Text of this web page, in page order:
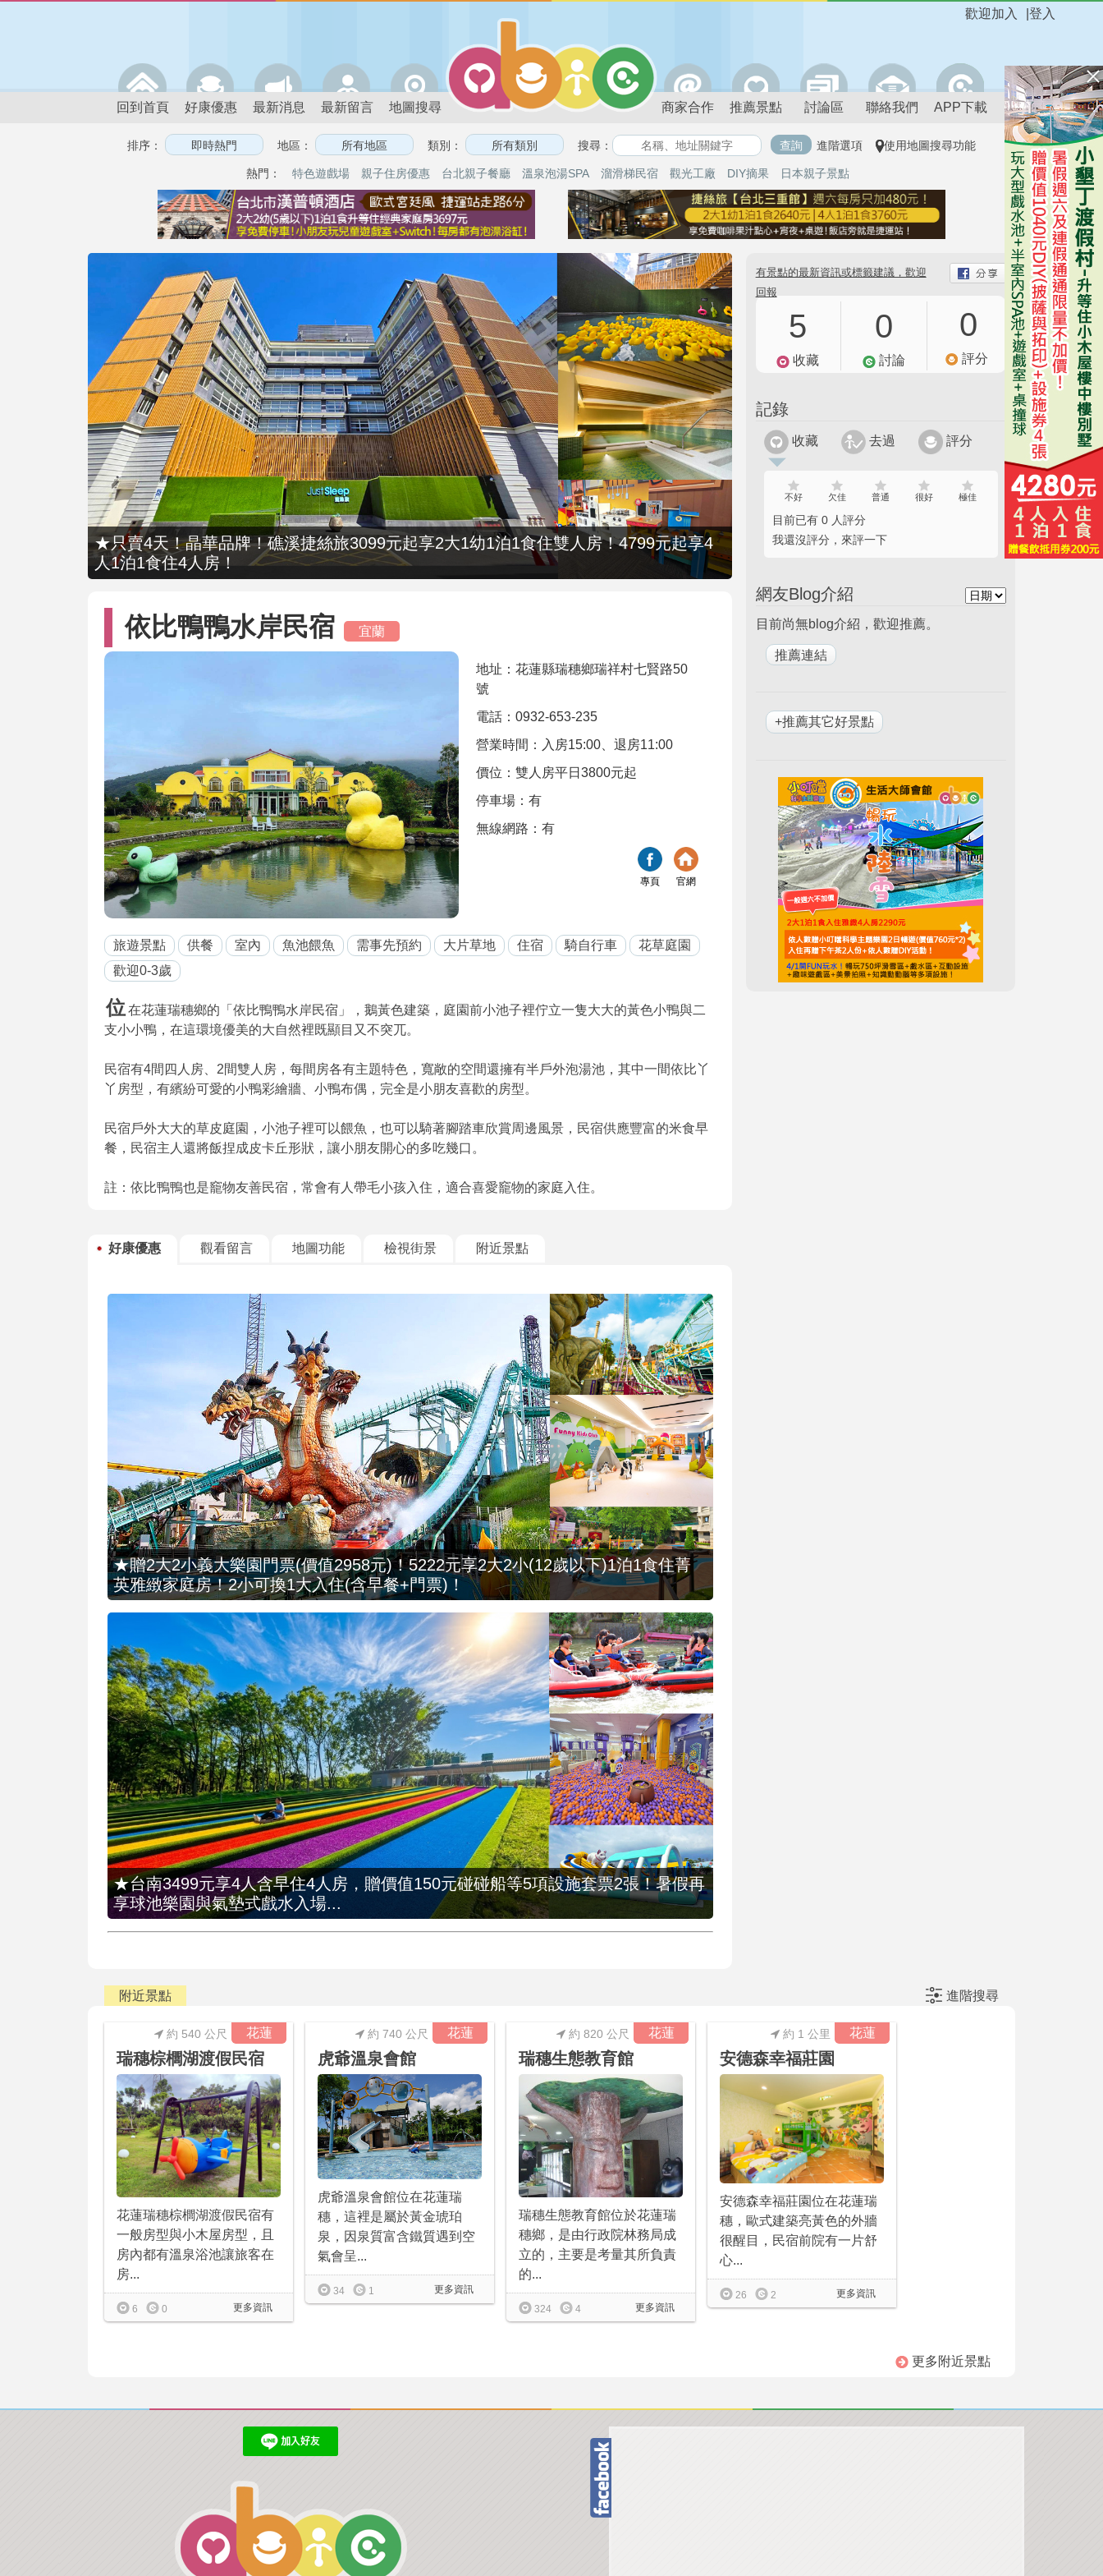
登入
歡迎加入
回到首頁 好康優惠 最新消息 最新留言 地圖搜尋 商家合作 推薦景點 討論區 聯絡我們 APP下載
排序： 地區： 類別： 搜尋： 進階選項 使用地圖搜尋功能
熱門： 特色遊戲場 親子住房優惠 台北親子餐廳 溫泉泡湯SPA 溜滑梯民宿 觀光工廠 DIY摘果 日本親子景點
★只賣4天！晶華品牌！礁溪捷絲旅3099元起享2大1幼1泊1食住雙人房！4799元起享4
人1泊1食住4人房！
依比鴨鴨水岸民宿 宜蘭
地址：花蓮縣瑞穗鄉瑞祥村七賢路50
號
電話：0932-653-235
營業時間：入房15:00、退房11:00
價位：雙人房平日3800元起
停車場：有
無線網路：有
專頁 官網
旅遊景點 供餐 室內 魚池餵魚 需事先預約 大片草地 住宿 騎自行車
花草庭園
歡迎0-3歲
位 在花蓮瑞穗鄉的「依比鴨鴨水岸民宿」，鵝黃色建築，庭園前小池子裡佇立一隻大大的黃色小鴨與二
支小小鴨，在這環境優美的大自然裡既顯目又不突兀。
民宿有4間四人房、2間雙人房，每間房各有主題特色，寬敞的空間還擁有半戶外泡湯池，其中一間依比丫
丫房型，有繽紛可愛的小鴨彩繪牆、小鴨布偶，完全是小朋友喜歡的房型。
民宿戶外大大的草皮庭園，小池子裡可以餵魚，也可以騎著腳踏車欣賞周邊風景，民宿供應豐富的米食早
餐，民宿主人還將飯捏成皮卡丘形狀，讓小朋友開心的多吃幾口。
註：依比鴨鴨也是竉物友善民宿，常會有人帶毛小孩入住，適合喜愛竉物的家庭入住。
好康優惠 觀看留言 地圖功能 檢視街景 附近景點
★贈2大2小義大樂園門票(價值2958元)！5222元享2大2小(12歲以下)1泊1食住菁
英雅緻家庭房！2小可換1大入住(含早餐+門票)！
★台南3499元享4人含早住4人房，贈價值150元碰碰船等5項設施套票2張！暑假再
享球池樂園與氣墊式戲水入場...
有景點的最新資訊或標籤建議，歡迎
回報
5
收藏
0
討論
0
評分
記錄
收藏 去過 評分
不好 欠佳 普通 很好 極佳
目前已有 0 人評分
我還沒評分，來評一下
網友Blog介紹
目前尚無blog介紹，歡迎推薦。
+推薦其它好景點
附近景點 進階搜尋
花蓮
約 540 公尺
瑞穗棕櫚湖渡假民宿
花蓮瑞穗棕櫚湖渡假民宿有
一般房型與小木屋房型，且
房內都有溫泉浴池讓旅客在
房...
更多資訊
6 0
花蓮
約 740 公尺
虎爺溫泉會館
虎爺溫泉會館位在花蓮瑞
穗，這裡是屬於黃金琥珀
泉，因泉質富含鐵質遇到空
氣會呈...
更多資訊
34 1
花蓮
約 820 公尺
瑞穗生態教育館
瑞穗生態教育館位於花蓮瑞
穗鄉，是由行政院林務局成
立的，主要是考量其所負責
的...
更多資訊
324 4
花蓮
約 1 公里
安德森幸福莊園
安德森幸福莊園位在花蓮瑞
穗，歐式建築亮黃色的外牆
很醒目，民宿前院有一片舒
心...
更多資訊
26 2
更多附近景點